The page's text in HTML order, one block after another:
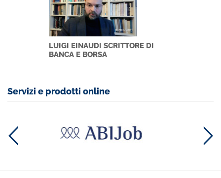
LUIGI EINAUDI SCRITTORE DI
BANCA E BORSA
Servizi e prodotti online